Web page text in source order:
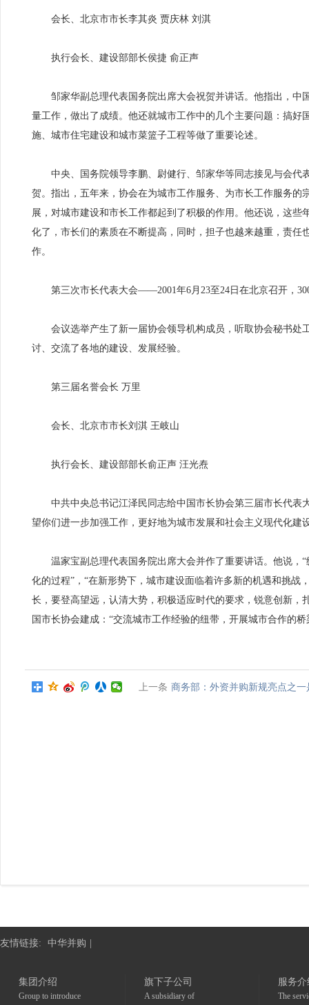
会长、北京市市长李其炎 贾庆林 刘淇
执行会长、建设部部长侯捷 俞正声
邹家华副总理代表国务院出席大会祝贺并讲话。他指出，中
量工作，做出了成绩。他还就城市工作中的几个主要问题：搞
施、城市住宅建设和城市菜篮子工程等做了重要论述。
中央、国务院领导李鹏、尉健行、邹家华等同志接见与会代
贺。指出，五年来，协会在为城市工作服务、为市长工作服务
展，对城市建设和市长工作都起到了积极的作用。他还说，这
化了，市长们的素质在不断提高，同时，担子也越来越重，责
作。
第三次市长代表大会——2001年6月23至24日在北京召开，
会议选举产生了新一届协会领导机构成员，听取协会秘书处
讨、交流了各地的建设、发展经验。
第三届名誉会长 万里
会长、北京市市长刘淇 王岐山
执行会长、建设部部长俞正声 汪光焘
中共中央总书记江泽民同志给中国市长协会第三届市长代表
望你们进一步加强工作，更好地为城市发展和社会主义现代化
温家宝副总理代表国务院出席大会并作了重要讲话。他说，“
化的过程”，“在新形势下，城市建设面临着许多新的机遇和挑
长，要登高望远，认清大势，积极适应时代的要求，锐意创新
国市长协会建成：“交流城市工作经验的纽带，开展城市合作的
上一条 商务部：外资并购新规亮点之
友情链接: 中华并购
集团介绍
Group to introduce
旗下子公司
A subsidiary of
服务介
The